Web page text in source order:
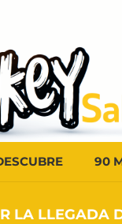
90
LA LLEGADA